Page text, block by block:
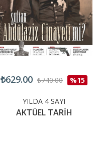
₺629.00 ₺740.00 %15
YILDA 4 SAYI
AKTÜEL TARİH